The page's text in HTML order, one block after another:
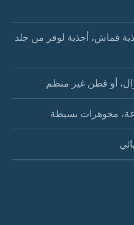
قماش، أحذية لوفر من جلد
أو قطن غير منظم
مجوهرات بسيطة